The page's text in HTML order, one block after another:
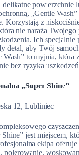
delikatne powierzchnie
„Gentle
Korzystają z
nie naraża Twojego
Ich specjalnie
detal, aby Twój
Wash” to myjnia, która
bez ryzyka
„Super Shine”
12, Lubliniec
jest miejscem,
ekipa oferuje
polerowanie,